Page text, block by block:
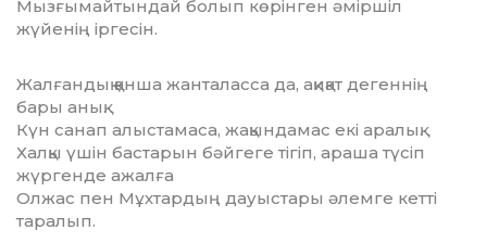
Мызғымайтындай болып көрінген әміршіл
жүйенің іргесін.
Жалғандық қанша жанталасса да, ақиқат дегеннің
бары анық.
Күн санап алыстамаса, жақындамас екі аралық.
Халқы үшін бастарын бәйгеге тігіп, араша түсіп
жүргенде ажалға
Олжас пен Мұхтардың дауыстары әлемге кетті
таралып.